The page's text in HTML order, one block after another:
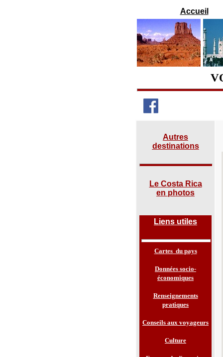
Accueil
Autres
destinations
Le Costa Rica
en photos
Liens utiles
Cartes du pays
Données socio-
économiques
Renseignements
pratiques
Conseils aux voyageurs
Culture